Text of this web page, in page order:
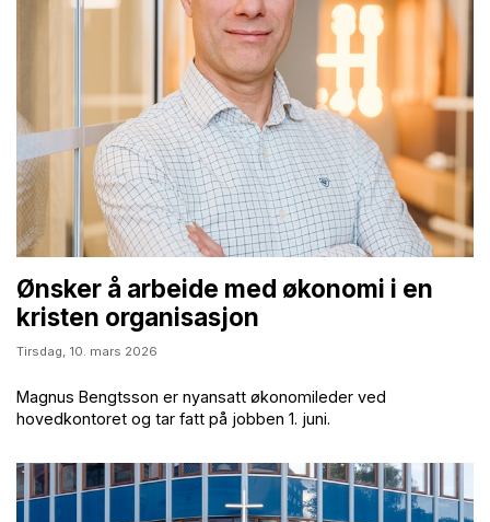
Ønsker å arbeide med økonomi i en
kristen organisasjon
Tirsdag, 10. mars 2026
Magnus Bengtsson er nyansatt økonomileder ved
hovedkontoret og tar fatt på jobben 1. juni.